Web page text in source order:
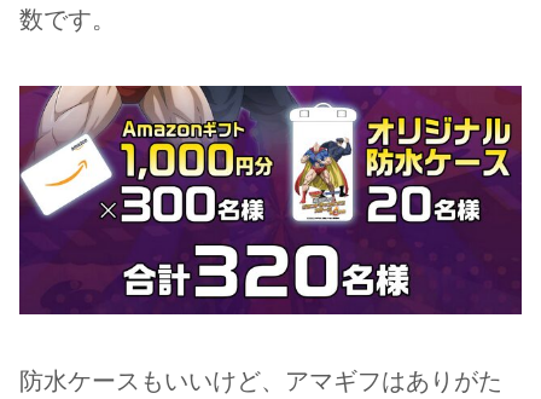
数です。
防水ケースもいいけど、アマギフはありがた